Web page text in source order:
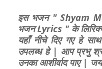
इस भजन " Shyam
भजन Lyrics " के
यहाँ नीचे दिए गए हे
उपलब्ध हे | आप प्रभु
उनका आशीर्वाद पाए |